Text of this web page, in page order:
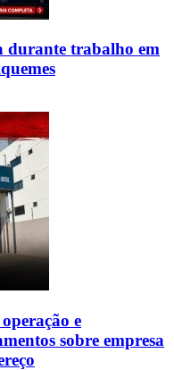
durante trabalho em
e
sobre empresa